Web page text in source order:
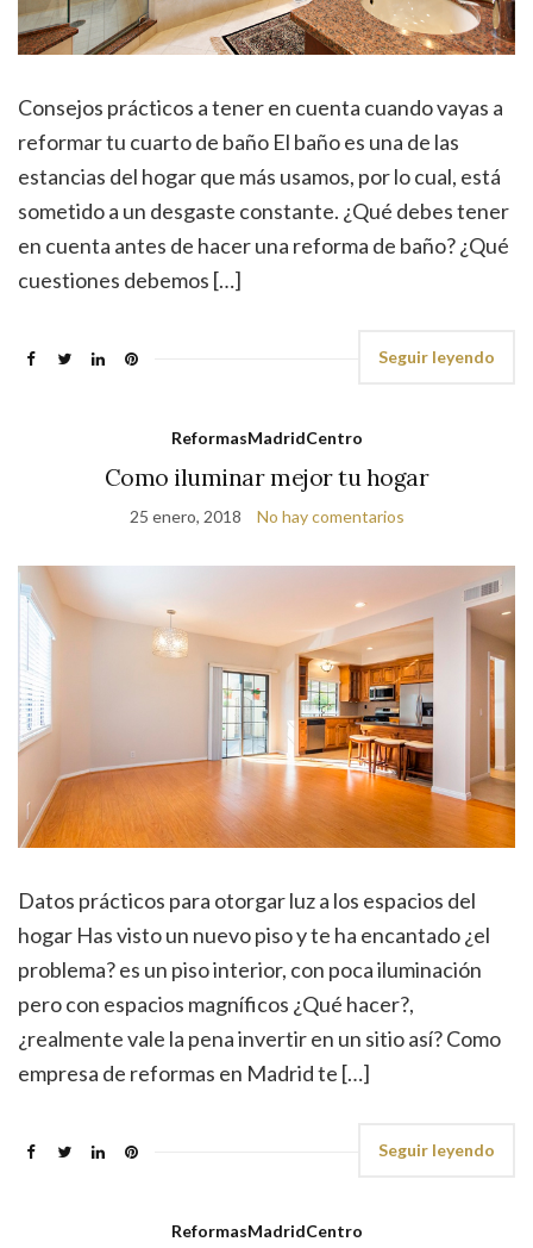
Consejos prácticos a tener en cuenta cuando vayas a
reformar tu cuarto de baño El baño es una de las
estancias del hogar que más usamos, por lo cual, está
sometido a un desgaste constante. ¿Qué debes tener
en cuenta antes de hacer una reforma de baño? ¿Qué
cuestiones debemos […]
Seguir leyendo
ReformasMadridCentro
Como iluminar mejor tu hogar
25 enero, 2018 No hay comentarios
Datos prácticos para otorgar luz a los espacios del
hogar Has visto un nuevo piso y te ha encantado ¿el
problema? es un piso interior, con poca iluminación
pero con espacios magníficos ¿Qué hacer?,
¿realmente vale la pena invertir en un sitio así? Como
empresa de reformas en Madrid te […]
Seguir leyendo
ReformasMadridCentro